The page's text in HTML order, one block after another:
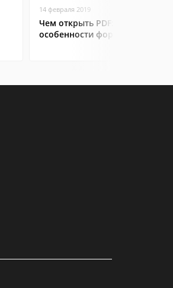
14 февраля 2019
Чем открыть PDF:
особенности формата